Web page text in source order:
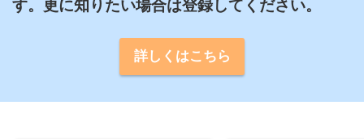
詳しくはこちら